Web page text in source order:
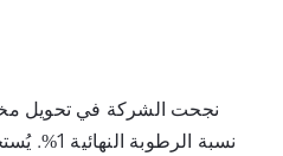
نجحت الشركة في تحويل
نسبة